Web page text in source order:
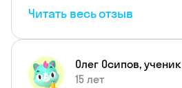
Читать весь отзыв
Олег Осипов, ученик
15 лет